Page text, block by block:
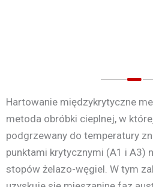
Hartowanie międzykrytyczne
metoda obróbki cieplnej, w
podgrzewany do temperatury
punktami krytycznymi (A1 i A3)
stopów żelazo-węgiel. W tym